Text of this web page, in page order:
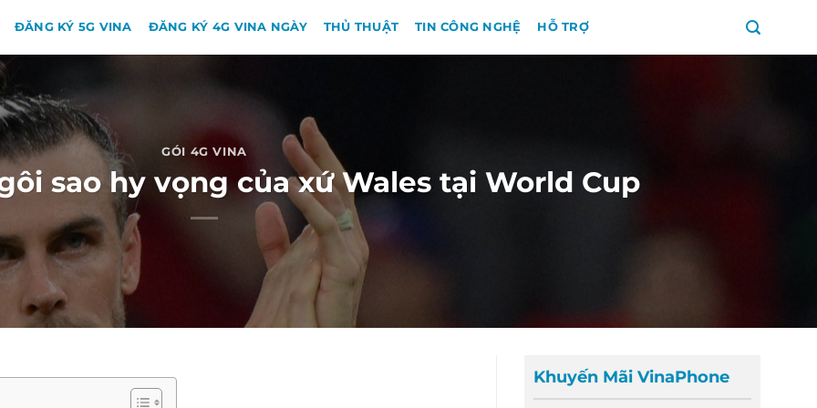
ĐĂNG KÝ 5G VINA ĐĂNG KÝ 4G VINA NGÀY THỦ THUẬT TIN CÔNG NGHỆ HỖ TRỢ
GÓI 4G VINA
sao hy vọng của xứ Wales tại World Cup
Khuyến Mãi VinaPhone